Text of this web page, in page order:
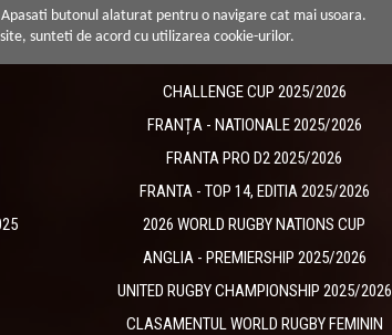
butonul alaturat pentru o navigare cat mai usoara.
sunteti de acord cu utilizarea cookie-urilor.
CHALLENGE CUP 2025/2026
​FRANȚA - NATIONALE 2025/2026
FRANTA PRO D2 2025/2026
FRANTA - TOP 14, EDITIA 2025/2026
2026 WORLD RUGBY NATIONS CUP
ANGLIA - PREMIERSHIP 2025/2026
UNITED RUGBY CHAMPIONSHIP 2025/2026
CLASAMENTUL WORLD RUGBY FEMININ